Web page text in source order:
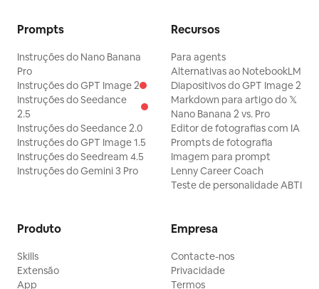
Prompts
Instruções do Nano Banana
Pro
Instruções do GPT Image 2
Instruções do Seedance
2.5
Instruções do Seedance 2.0
Instruções do GPT Image 1.5
Instruções do Seedream 4.5
Instruções do Gemini 3 Pro
Recursos
Para agents
Alternativas ao NotebookLM
Diapositivos do GPT Image 2
Markdown para artigo do 𝕏
Nano Banana 2 vs. Pro
Editor de fotografias com IA
Prompts de fotografia
Imagem para prompt
Lenny Career Coach
Teste de personalidade ABTI
Produto
Skills
Extensão
App
Empresa
Contacte-nos
Privacidade
Termos